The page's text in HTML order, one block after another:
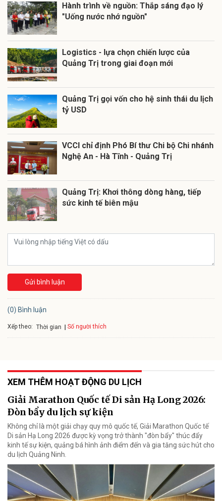
Hành trình về nguồn: Thắp sáng đạo lý
"Uống nước nhớ nguồn"
Logistics - lựa chọn chiến lược của
Quảng Trị trong giai đoạn mới
Quảng Trị gọi vốn cho hệ sinh thái du lịch
tỷ USD
VCCI chỉ định Phó Bí thư Chi bộ Chi nhánh
Nghệ An - Hà Tĩnh - Quảng Trị
Quảng Trị: Khơi thông dòng hàng, tiếp
sức kinh tế biên mậu
Gửi bình luận
(0) Bình luận
Xếp theo: Thời gian Số người thích
XEM THÊM HOẠT ĐỘNG DU LỊCH
Giải Marathon Quốc tế Di sản Hạ Long 2026:
Đòn bẩy du lịch sự kiện
Không chỉ là một giải chạy quy mô quốc tế, Giải Marathon Quốc tế
Di sản Hạ Long 2026 được kỳ vọng trở thành "đòn bẩy" thúc đẩy
kinh tế sự kiện, quảng bá hình ảnh điểm đến và gia tăng sức hút cho
du lịch Quảng Ninh.